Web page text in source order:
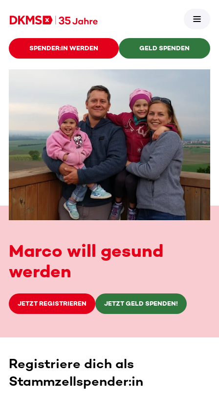
SPENDER:IN WERDEN GELD SPENDEN
Marco will gesund
werden
JETZT REGISTRIEREN JETZT GELD SPENDEN!
Registriere dich als
Stammzellspender:in